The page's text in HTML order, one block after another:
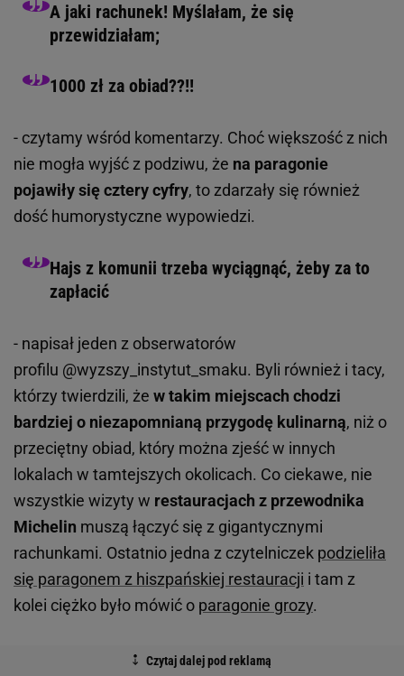
A jaki rachunek! Myślałam, że się
przewidziałam;
1000 zł za obiad??!!
- czytamy wśród komentarzy. Choć większość z nich
nie mogła wyjść z podziwu, że na paragonie
pojawiły się cztery cyfry, to zdarzały się również
dość humorystyczne wypowiedzi.
Hajs z komunii trzeba wyciągnąć, żeby za to
zapłacić
- napisał jeden z obserwatorów
profilu @wyzszy_instytut_smaku. Byli również i tacy,
którzy twierdzili, że w takim miejscach chodzi
bardziej o niezapomnianą przygodę kulinarną, niż o
przeciętny obiad, który można zjeść w innych
lokalach w tamtejszych okolicach. Co ciekawe, nie
wszystkie wizyty w restauracjach z przewodnika
Michelin muszą łączyć się z gigantycznymi
rachunkami. Ostatnio jedna z czytelniczek podzieliła
się paragonem z hiszpańskiej restauracji i tam z
kolei ciężko było mówić o paragonie grozy.